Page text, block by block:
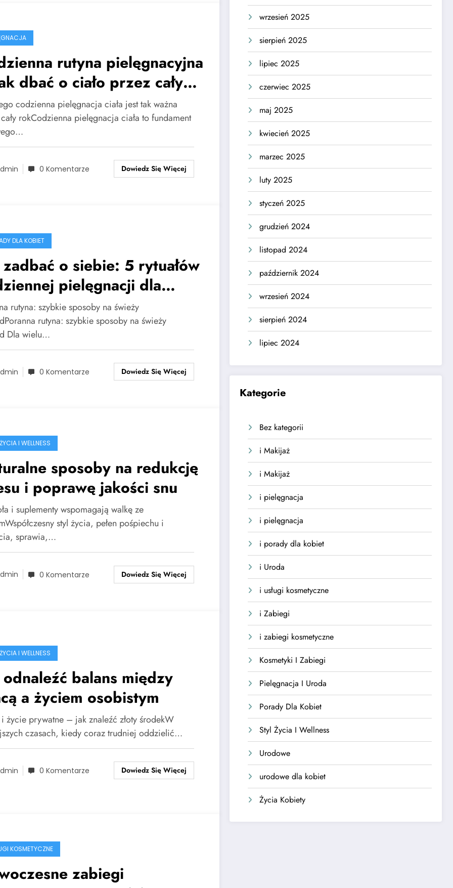
rutyna pielęgnacyjna
dbać o ciało przez cały
codzienna pielęgnacja ciała jest tak ważna
rokCodzienna pielęgnacja ciała to fundament
0 Komentarze Dowiedz Się Więcej
DLA KOBIET
zadbać o siebie: 5 rytuałów
pielęgnacji dla
kobiet
rutyna: szybkie sposoby na świeży
rutyna: szybkie sposoby na świeży
Dla wielu…
0 Komentarze Dowiedz Się Więcej
I WELLNESS
sposoby na redukcję
i poprawę jakości snu
i suplementy wspomagają walkę ze
styl życia, pełen pośpiechu i
sprawia,…
0 Komentarze Dowiedz Się Więcej
I WELLNESS
odnaleźć balans między
a życiem osobistym
życie prywatne – jak znaleźć złoty środekW
czasach, kiedy coraz trudniej oddzielić…
0 Komentarze Dowiedz Się Więcej
KOSMETYCZNE
zabiegi
wrzesień 2025
sierpień 2025
lipiec 2025
czerwiec 2025
maj 2025
kwiecień 2025
marzec 2025
luty 2025
styczeń 2025
grudzień 2024
listopad 2024
październik 2024
wrzesień 2024
sierpień 2024
lipiec 2024
Kategorie
Bez kategorii
i Makijaż
i Makijaż
i pielęgnacja
i pielęgnacja
i porady dla kobiet
i Uroda
i usługi kosmetyczne
i Zabiegi
i zabiegi kosmetyczne
Kosmetyki I Zabiegi
Pielęgnacja I Uroda
Porady Dla Kobiet
Styl Życia I Wellness
Urodowe
urodowe dla kobiet
Życia Kobiety